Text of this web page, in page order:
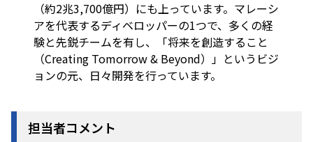
（約2兆3,700億円）にも上っています。マレーシ
アを代表するディベロッパーの1つで、多くの経
験と先鋭チームを有し、「将来を創造すること
（Creating Tomorrow & Beyond）」というビジ
ョンの元、日々開発を行っています。
担当者コメント